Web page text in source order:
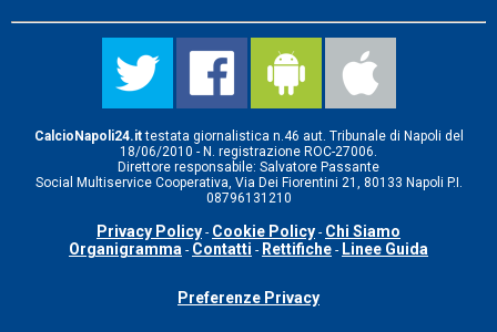
CalcioNapoli24.ittestata giornalistica n.46 aut. Tribunale di Napoli del
18/06/2010 - N. registrazione ROC-27006.
Direttore responsabile: Salvatore Passante
Social Multiservice Cooperativa, Via Dei Fiorentini 21, 80133 Napoli P.I.
08796131210
Privacy Policy - Cookie Policy - Chi Siamo
Organigramma - Contatti - Rettifiche - Linee Guida
Preferenze Privacy